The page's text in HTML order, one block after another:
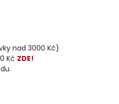
nad 3000 Kč)
Kč ZDE!